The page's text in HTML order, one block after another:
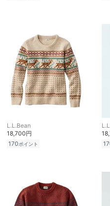
L.L.Bean
18,700円
170ポイント